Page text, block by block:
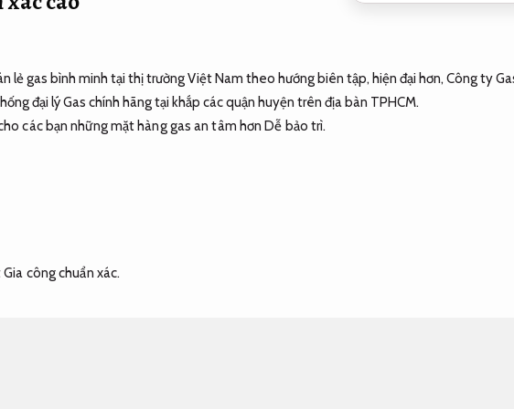
lẻ gas bình minh tại thị trường Việt Nam theo hướng biên tập, hiện đại hơn, Công ty
đại lý Gas chính hãng tại khắp các quận huyện trên địa bàn TPHCM.
các bạn những mặt hàng gas an tâm hơn Dễ bảo trì.
Gia công chuẩn xác.